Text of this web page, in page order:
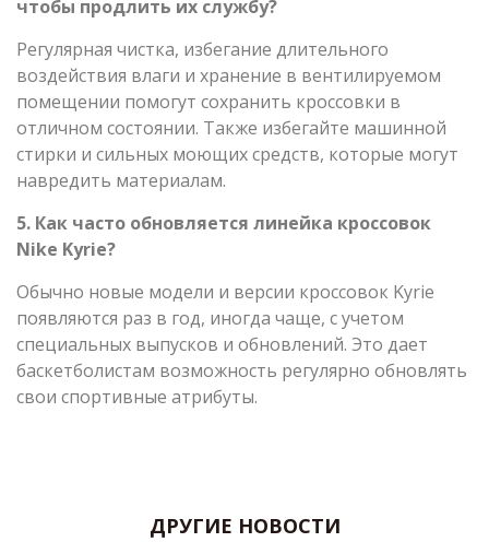
чтобы продлить их службу?
Регулярная чистка, избегание длительного
воздействия влаги и хранение в вентилируемом
помещении помогут сохранить кроссовки в
отличном состоянии. Также избегайте машинной
стирки и сильных моющих средств, которые могут
навредить материалам.
5. Как часто обновляется линейка кроссовок
Nike Kyrie?
Обычно новые модели и версии кроссовок Kyrie
появляются раз в год, иногда чаще, с учетом
специальных выпусков и обновлений. Это дает
баскетболистам возможность регулярно обновлять
свои спортивные атрибуты.
ДРУГИЕ НОВОСТИ